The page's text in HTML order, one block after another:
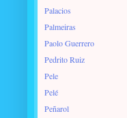
Palacios
Palmeiras
Paolo Guerrero
Pedrito Ruiz
Pele
Pelé
Peñarol